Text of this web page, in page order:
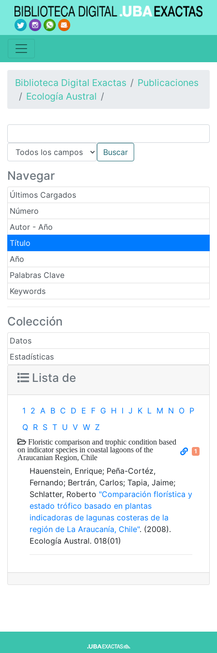
Biblioteca Digital Exactas
Publicaciones
Ecología Austral
Navegar
Últimos Cargados
Número
Autor - Año
Título
Año
Palabras Clave
Keywords
Colección
Datos
Estadísticas
Lista de
1 2 A B C D E F G H I J K L M N O P
Q R S T U V W Z
Floristic comparison and trophic condition based
on indicator species in coastal lagoons of the
Araucanian Region, Chile
1
Hauenstein, Enrique; Peña-Cortéz,
Fernando; Bertrán, Carlos; Tapia, Jaime;
Schlatter, Roberto "Comparación florística y
estado trófico basado en plantas
indicadoras de lagunas costeras de la
región de La Araucanía, Chile". (2008).
Ecología Austral. 018(01)